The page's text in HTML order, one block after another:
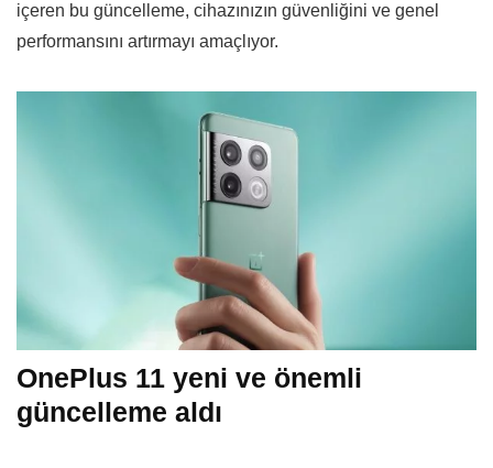
içeren bu güncelleme, cihazınızın güvenliğini ve genel
performansını artırmayı amaçlıyor.
OnePlus 11 yeni ve önemli
güncelleme aldı